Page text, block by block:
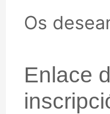
Os
Enlace